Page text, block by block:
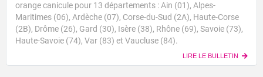
orange canicule pour 13 départements : Ain (01), Alpes-
Maritimes (06), Ardèche (07), Corse-du-Sud (2A), Haute-Corse
(2B), Drôme (26), Gard (30), Isère (38), Rhône (69), Savoie (73),
Haute-Savoie (74), Var (83) et Vaucluse (84).
LIRE LE BULLETIN
Voici les températures relevées à 10h suivies des
maximales prévues cet après-midi : Brest : 20/27 Paris
: 23/34 Lyon : 25/37 Biarritz : 24/27 Cherbourg : 24/27
Tours : 27/34 Clermont-Fd : 29/34 Perpignan : 29/32